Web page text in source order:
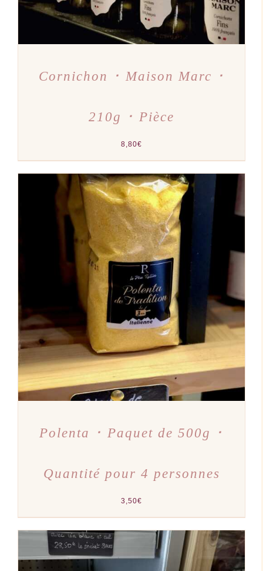
Cornichon ･ Maison Marc ･
210g ･ Pièce
8,80€
AJOUTER AU PANIER
/
Polenta ･ Paquet de 500g ･
Quantité pour 4 personnes
3,50€